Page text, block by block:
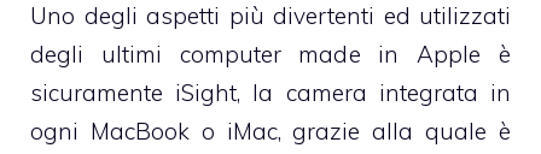
Uno degli aspetti più divertenti ed utilizzati
degli ultimi computer made in Apple è
sicuramente iSight, la camera integrata in
ogni MacBook o iMac, grazie alla quale è